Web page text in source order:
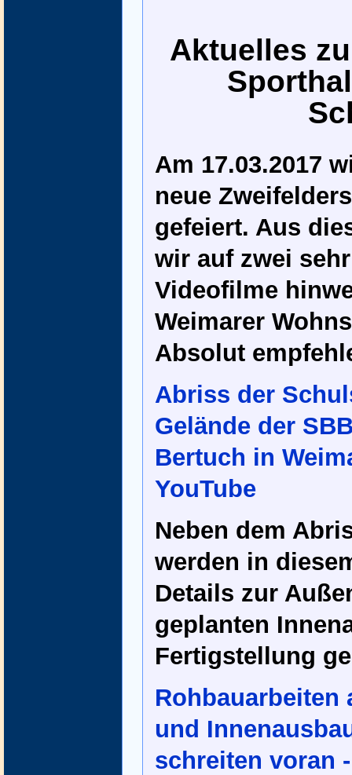
Aktuelles
Am 17.03.2017
neue
gefeiert. Aus
wir auf zwei
Videofilme
Weimarer
Absolut
Abriss der
Gelände der
Bertuch in
YouTube
Neben dem
werden in
Details zur
geplanten
Fertigstellung
Rohbauarbeiten
und
schreiten voran